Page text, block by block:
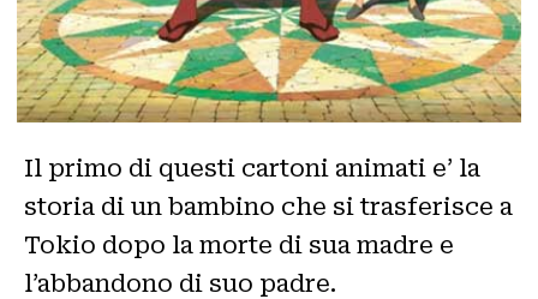
Il primo di questi cartoni animati e’ la
storia di un bambino che si trasferisce a
Tokio dopo la morte di sua madre e
l’abbandono di suo padre.